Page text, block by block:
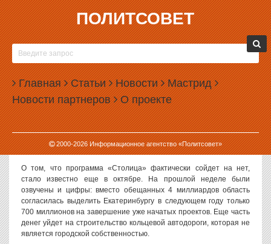
ПОЛИТСОВЕТ
Главная Статьи Новости Мастрид
Новости партнеров О проекте
2000-2026Информационное агентство «Политсовет»
05.11.2013, 16:24
СВОРАЧИВАНИЕ ПРОГРАММЫ «СТОЛИЦА»
ОЗАДАЧИЛО АДМИНИСТРАЦИЮ
ЕКАТЕРИНБУРГА
Власти Екатеринбурга не могут понять, почему руководство
Свердловской области решило свернуть свою широко
разрекламированную программу «Столица». По словам главы
администрации города Александра Якоба, для этого нет никаких
объективных причин.
О том, что программа «Столица» фактически сойдет на нет,
стало известно еще в октябре. На прошлой неделе были
озвучены и цифры: вместо обещанных 4 миллиардов область
согласилась выделить Екатеринбургу в следующем году только
700 миллионов на завершение уже начатых проектов. Еще часть
денег уйдет на строительство кольцевой автодороги, которая не
является городской собственностью.